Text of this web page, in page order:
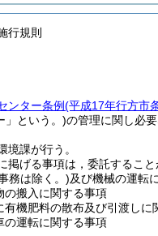
行規則
ンター条例(平成17年行方市
」という。)の管理に関し必
課が行う。
げる事項は，委託すること
務は除く。)及び機械の運転
の搬入に関する事項
機肥料の散布及び引渡しに
の運転に関する事項